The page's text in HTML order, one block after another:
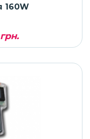
160W
грн.